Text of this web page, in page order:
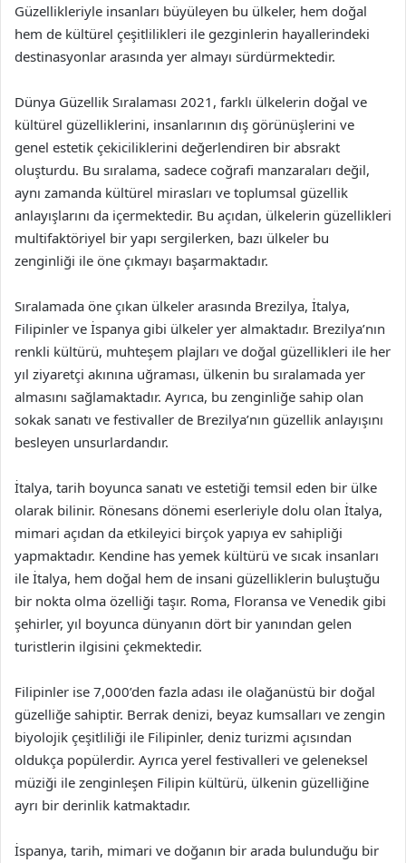
Güzellikleriyle insanları büyüleyen bu ülkeler, hem doğal
hem de kültürel çeşitlilikleri ile gezginlerin hayallerindeki
destinasyonlar arasında yer almayı sürdürmektedir.
Dünya Güzellik Sıralaması 2021, farklı ülkelerin doğal ve
kültürel güzelliklerini, insanlarının dış görünüşlerini ve
genel estetik çekiciliklerini değerlendiren bir absrakt
oluşturdu. Bu sıralama, sadece coğrafi manzaraları değil,
aynı zamanda kültürel mirasları ve toplumsal güzellik
anlayışlarını da içermektedir. Bu açıdan, ülkelerin güzellikleri
multifaktöriyel bir yapı sergilerken, bazı ülkeler bu
zenginliği ile öne çıkmayı başarmaktadır.
Sıralamada öne çıkan ülkeler arasında Brezilya, İtalya,
Filipinler ve İspanya gibi ülkeler yer almaktadır. Brezilya’nın
renkli kültürü, muhteşem plajları ve doğal güzellikleri ile her
yıl ziyaretçi akınına uğraması, ülkenin bu sıralamada yer
almasını sağlamaktadır. Ayrıca, bu zenginliğe sahip olan
sokak sanatı ve festivaller de Brezilya’nın güzellik anlayışını
besleyen unsurlardandır.
İtalya, tarih boyunca sanatı ve estetiği temsil eden bir ülke
olarak bilinir. Rönesans dönemi eserleriyle dolu olan İtalya,
mimari açıdan da etkileyici birçok yapıya ev sahipliği
yapmaktadır. Kendine has yemek kültürü ve sıcak insanları
ile İtalya, hem doğal hem de insani güzelliklerin buluştuğu
bir nokta olma özelliği taşır. Roma, Floransa ve Venedik gibi
şehirler, yıl boyunca dünyanın dört bir yanından gelen
turistlerin ilgisini çekmektedir.
Filipinler ise 7,000’den fazla adası ile olağanüstü bir doğal
güzelliğe sahiptir. Berrak denizi, beyaz kumsalları ve zengin
biyolojik çeşitliliği ile Filipinler, deniz turizmi açısından
oldukça popülerdir. Ayrıca yerel festivalleri ve geleneksel
müziği ile zenginleşen Filipin kültürü, ülkenin güzelliğine
ayrı bir derinlik katmaktadır.
İspanya, tarih, mimari ve doğanın bir arada bulunduğu bir